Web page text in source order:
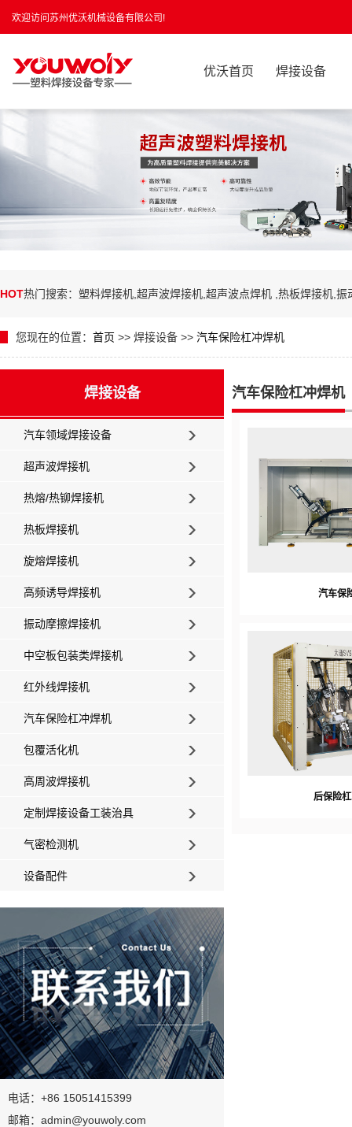
欢迎访问苏州优沃机械设备有限公司!
优沃首页 焊接设备
HOT热门搜索：塑料焊接机,超声波焊接机,超声波点焊机 ,热板焊接机,振
您现在的位置： 首页 >> 焊接设备 >> 汽车保险杠冲焊机
焊接设备
汽车领域焊接设备
超声波焊接机
热熔/热铆焊接机
热板焊接机
旋熔焊接机
高频诱导焊接机
振动摩擦焊接机
中空板包装类焊接机
红外线焊接机
汽车保险杠冲焊机
包覆活化机
高周波焊接机
定制焊接设备工装治具
气密检测机
设备配件
电话：+86 15051415399
邮箱：admin@youwoly.com
汽车保险杠冲焊机
汽车保
后保险